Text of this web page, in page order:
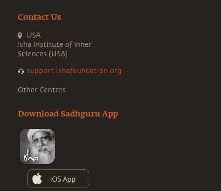
Contact Us
USA
Isha Institute of Inner
Sciences (USA)
support.ishafoundation.org
Other Centres
Download Sadhguru App